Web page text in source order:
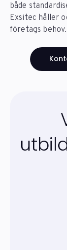
både
Exsitec håller
företags behov.